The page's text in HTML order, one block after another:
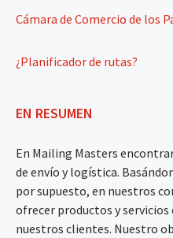
Cámara de Comercio de los
¿Planificador de rutas?
EN RESUMEN
En Mailing Masters
de envío y logística.
por supuesto, en nuestros
ofrecer productos y servicios
nuestros clientes. Nuestro